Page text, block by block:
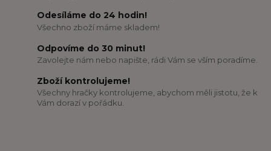
Odesíláme do 24 hodin!
Všechno zboží máme skladem!
Odpovíme do 30 minut!
Zavolejte nám nebo napište, rádi Vám se vším poradíme.
Zboží kontrolujeme!
Všechny hračky kontrolujeme, abychom měli jistotu, že k
Vám dorazí v pořádku.